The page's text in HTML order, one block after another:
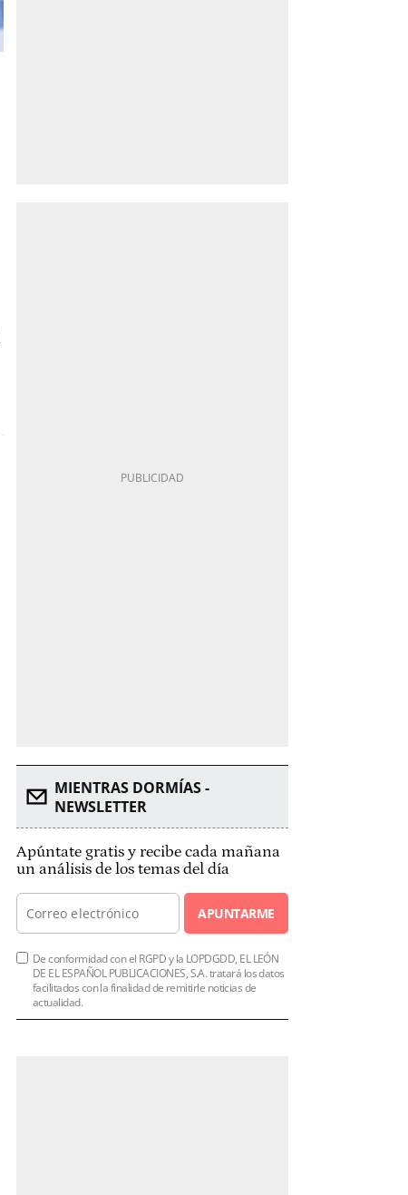
MIENTRAS DORMÍAS -
NEWSLETTER
Apúntate gratis y recibe cada mañana
un análisis de los temas del día
APUNTARME
De conformidad con el RGPD y la LOPDGDD, EL LEÓN
DE EL ESPAÑOL PUBLICACIONES, S.A. tratará los datos
facilitados con la finalidad de remitirle noticias de
actualidad.